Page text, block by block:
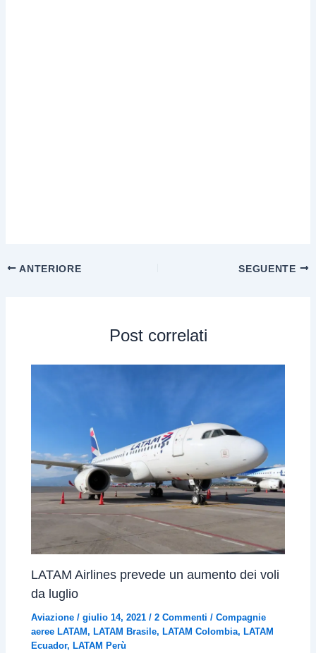
ANTERIORE SEGUENTE
Post correlati
LATAM Airlines prevede un aumento dei voli
da luglio
Aviazione /giulio 14, 2021/2 Commenti /Compagnie
aeree LATAM,LATAM Brasile,LATAM Colombia,LATAM
Ecuador,LATAM Perù